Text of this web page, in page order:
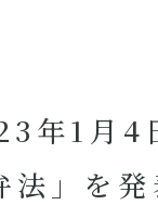
年1月4
法」を発